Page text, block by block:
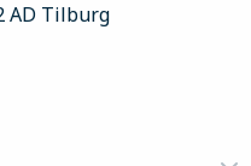
AD Tilburg